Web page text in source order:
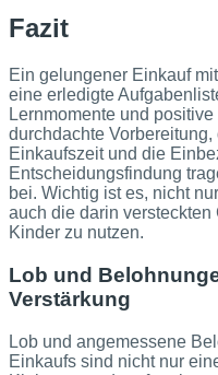
Fazit
Ein gelungener Einkauf
eine erledigte
Lernmomente und
durchdachte
Einkaufszeit und die
Entscheidungsfindung
bei. Wichtig ist es, nicht
auch die darin versteckten
Kinder zu nutzen.
Lob und
Verstärkung
Lob und angemessene
Einkaufs sind nicht nur